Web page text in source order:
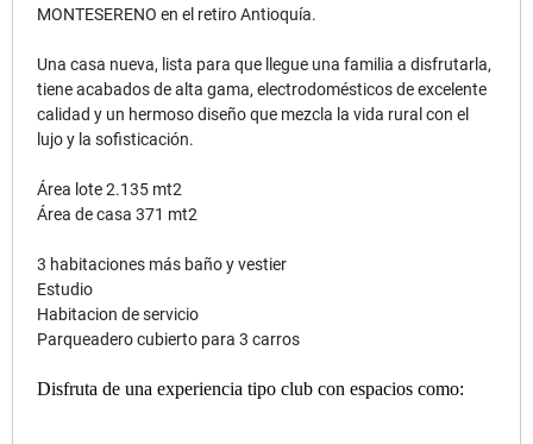
MONTESERENO en el retiro Antioquía.
Una casa nueva, lista para que llegue una familia a disfrutarla,
tiene acabados de alta gama, electrodomésticos de excelente
calidad y un hermoso diseño que mezcla la vida rural con el
lujo y la sofisticación.
Área lote 2.135 mt2
Área de casa 371 mt2
3 habitaciones más baño y vestier
Estudio
Habitacion de servicio
Parqueadero cubierto para 3 carros
Disfruta de una experiencia tipo club con espacios como: